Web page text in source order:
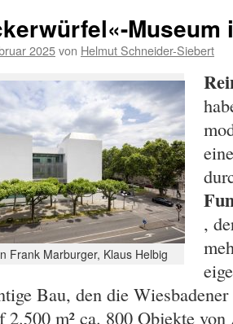
Museum
2025von Helmut Schneider-Siebert
Frank Marburger, Klaus Helbig
,
Bau, den die
2.500 m² ca. 800 Objekte